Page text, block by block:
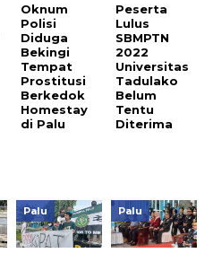
Oknum
Polisi
Diduga
Bekingi
Tempat
Prostitusi
Berkedok
Homestay
di Palu
Peserta
Lulus
SBMPTN
2022
Universitas
Tadulako
Belum
Tentu
Diterima
Palu Palu